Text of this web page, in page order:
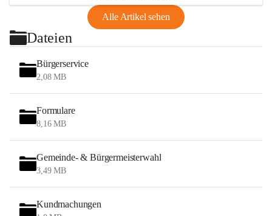
Alle Artikel sehen
Dateien
Bürgerservice
2,08 MB
Formulare
8,16 MB
Gemeinde- & Bürgermeisterwahl
3,49 MB
Kundmachungen